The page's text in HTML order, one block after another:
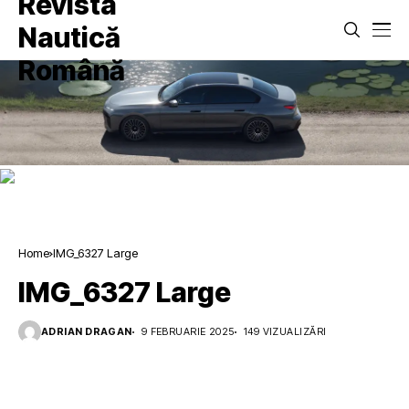
Home IMG_6327 Large
IMG_6327 Large
ADRIAN DRAGAN 9 FEBRUARIE 2025 149 VIZUALIZĂRI